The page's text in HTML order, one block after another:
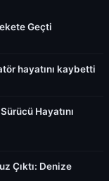
Geçti
hayatını kaybetti
Hayatını
Çıktı: Denize